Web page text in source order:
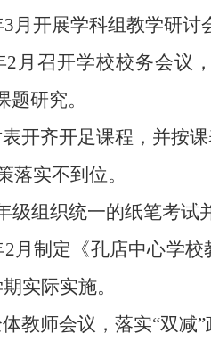
3月开展学科组教学研
2月召开学校校务会议
题研究。
开齐开足课程，并按
落实不到位。
级组织统一的纸笔考试
2月制定《孔店中心学
实际实施。
教师会议，落实“双减